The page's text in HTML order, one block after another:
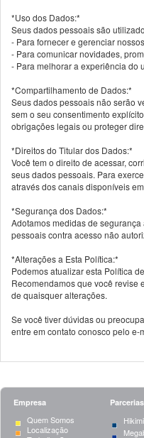
*Uso dos Dados:*
Seus dados pessoais são
- Para fornecer e gerenciar
- Para comunicar novidades,
- Para melhorar a experiência do
*Compartilhamento de Dados:*
Seus dados pessoais não serão
sem o seu consentimento
obrigações legais ou proteger
*Direitos do Titular dos Dados:*
Você tem o direito de acessar,
seus dados pessoais. Para
através dos canais disponíveis
*Segurança dos Dados:*
Adotamos medidas de
pessoais contra acesso não
*Alterações a Esta Política:*
Podemos atualizar esta Política
Recomendamos que você revise
de quaisquer alterações.
Se você tiver dúvidas ou
entre em contato conosco pelo e-
Empresa Parcerias
Quem Somos
Localização